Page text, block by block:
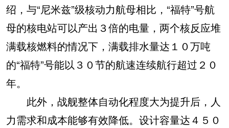
绍，与“尼米兹”级核动力航母相比，“福特”号航
母的核电站可以产出３倍的电量，两个核反应堆
满载核燃料的情况下，满载排水量达１０万吨
的“福特”号能以３０节的航速连续航行超过２０
年。
此外，战舰整体自动化程度大为提升后，人
力需求和成本能够有效降低。设计容量达４５０